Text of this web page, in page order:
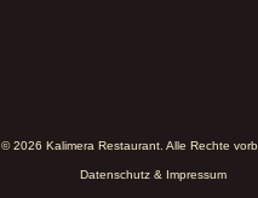
© 2026 Kalimera Restaurant. Alle Rechte
Datenschutz & Impressum